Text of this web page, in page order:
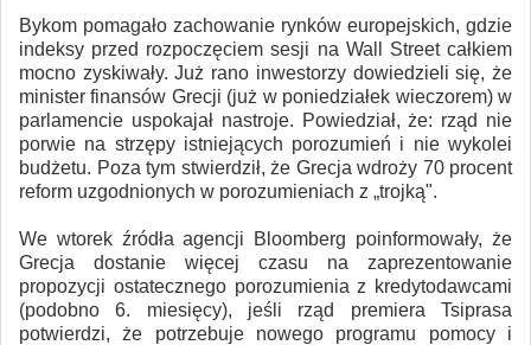
Bykom pomagało zachowanie rynków europejskich, gdzie
indeksy przed rozpoczęciem sesji na Wall Street całkiem
mocno zyskiwały. Już rano inwestorzy dowiedzieli się, że
minister finansów Grecji (już w poniedziałek wieczorem) w
parlamencie uspokajał nastroje. Powiedział, że: rząd nie
porwie na strzępy istniejących porozumień i nie wykolei
budżetu. Poza tym stwierdził, że Grecja wdroży 70 procent
reform uzgodnionych w porozumieniach z „trojką".
We wtorek źródła agencji Bloomberg poinformowały, że
Grecja dostanie więcej czasu na zaprezentowanie
propozycji ostatecznego porozumienia z kredytodawcami
(podobno 6. miesięcy), jeśli rząd premiera Tsiprasa
potwierdzi, że potrzebuje nowego programu pomocy i